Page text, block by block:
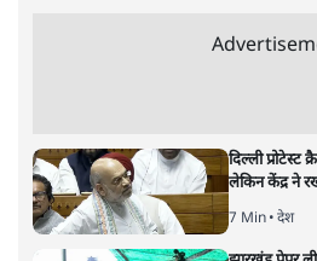
ईश्वर के दरबार में सबको हाज़िर होने का
वह केरल, जो अपनी बौद्धिकता के लिए